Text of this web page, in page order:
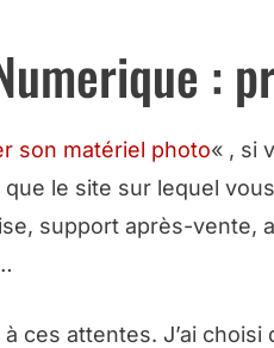
:
son matériel photo« , si
le site sur lequel
support après-vente,
ces attentes. J’ai